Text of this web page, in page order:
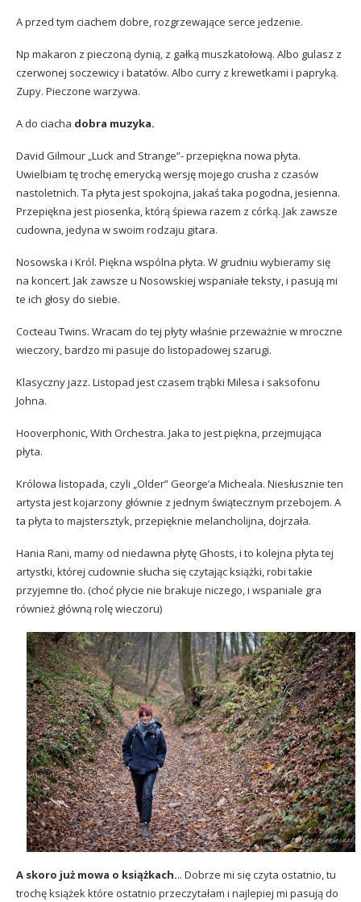
A przed tym ciachem dobre, rozgrzewające serce jedzenie.
Np makaron z pieczoną dynią, z gałką muszkatołową. Albo gulasz z
czerwonej soczewicy i batatów. Albo curry z krewetkami i papryką.
Zupy. Pieczone warzywa.
A do ciacha dobra muzyka.
David Gilmour „Luck and Strange”- przepiękna nowa płyta.
Uwielbiam tę trochę emerycką wersję mojego crusha z czasów
nastoletnich. Ta płyta jest spokojna, jakaś taka pogodna, jesienna.
Przepiękna jest piosenka, którą śpiewa razem z córką. Jak zawsze
cudowna, jedyna w swoim rodzaju gitara.
Nosowska i Król. Piękna wspólna płyta. W grudniu wybieramy się
na koncert. Jak zawsze u Nosowskiej wspaniałe teksty, i pasują mi
te ich głosy do siebie.
Cocteau Twins. Wracam do tej płyty właśnie przeważnie w mroczne
wieczory, bardzo mi pasuje do listopadowej szarugi.
Klasyczny jazz. Listopad jest czasem trąbki Milesa i saksofonu
Johna.
Hooverphonic, With Orchestra. Jaka to jest piękna, przejmująca
płyta.
Królowa listopada, czyli „Older” George’a Micheala. Niesłusznie ten
artysta jest kojarzony głównie z jednym świątecznym przebojem. A
ta płyta to majstersztyk, przepięknie melancholijna, dojrzała.
Hania Rani, mamy od niedawna płytę Ghosts, i to kolejna płyta tej
artystki, której cudownie słucha się czytając książki, robi takie
przyjemne tło. (choć płycie nie brakuje niczego, i wspaniale gra
również główną rolę wieczoru)
A skoro już mowa o książkach... Dobrze mi się czyta ostatnio, tu
trochę książek które ostatnio przeczytałam i najlepiej mi pasują do